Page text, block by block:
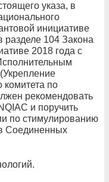
указа, в
инициативе
разделе 104 Закона
2018 года с
комитета по
рекомендовать
и поручить
по стимулированию
Соединенных